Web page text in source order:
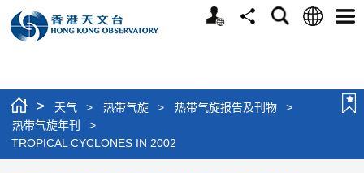
个
分
搜
语
选
> 天气 > 热带气旋 > 热带气旋报告及刊物
>
热带气旋年刊
>
TROPICAL CYCLONES IN 2002